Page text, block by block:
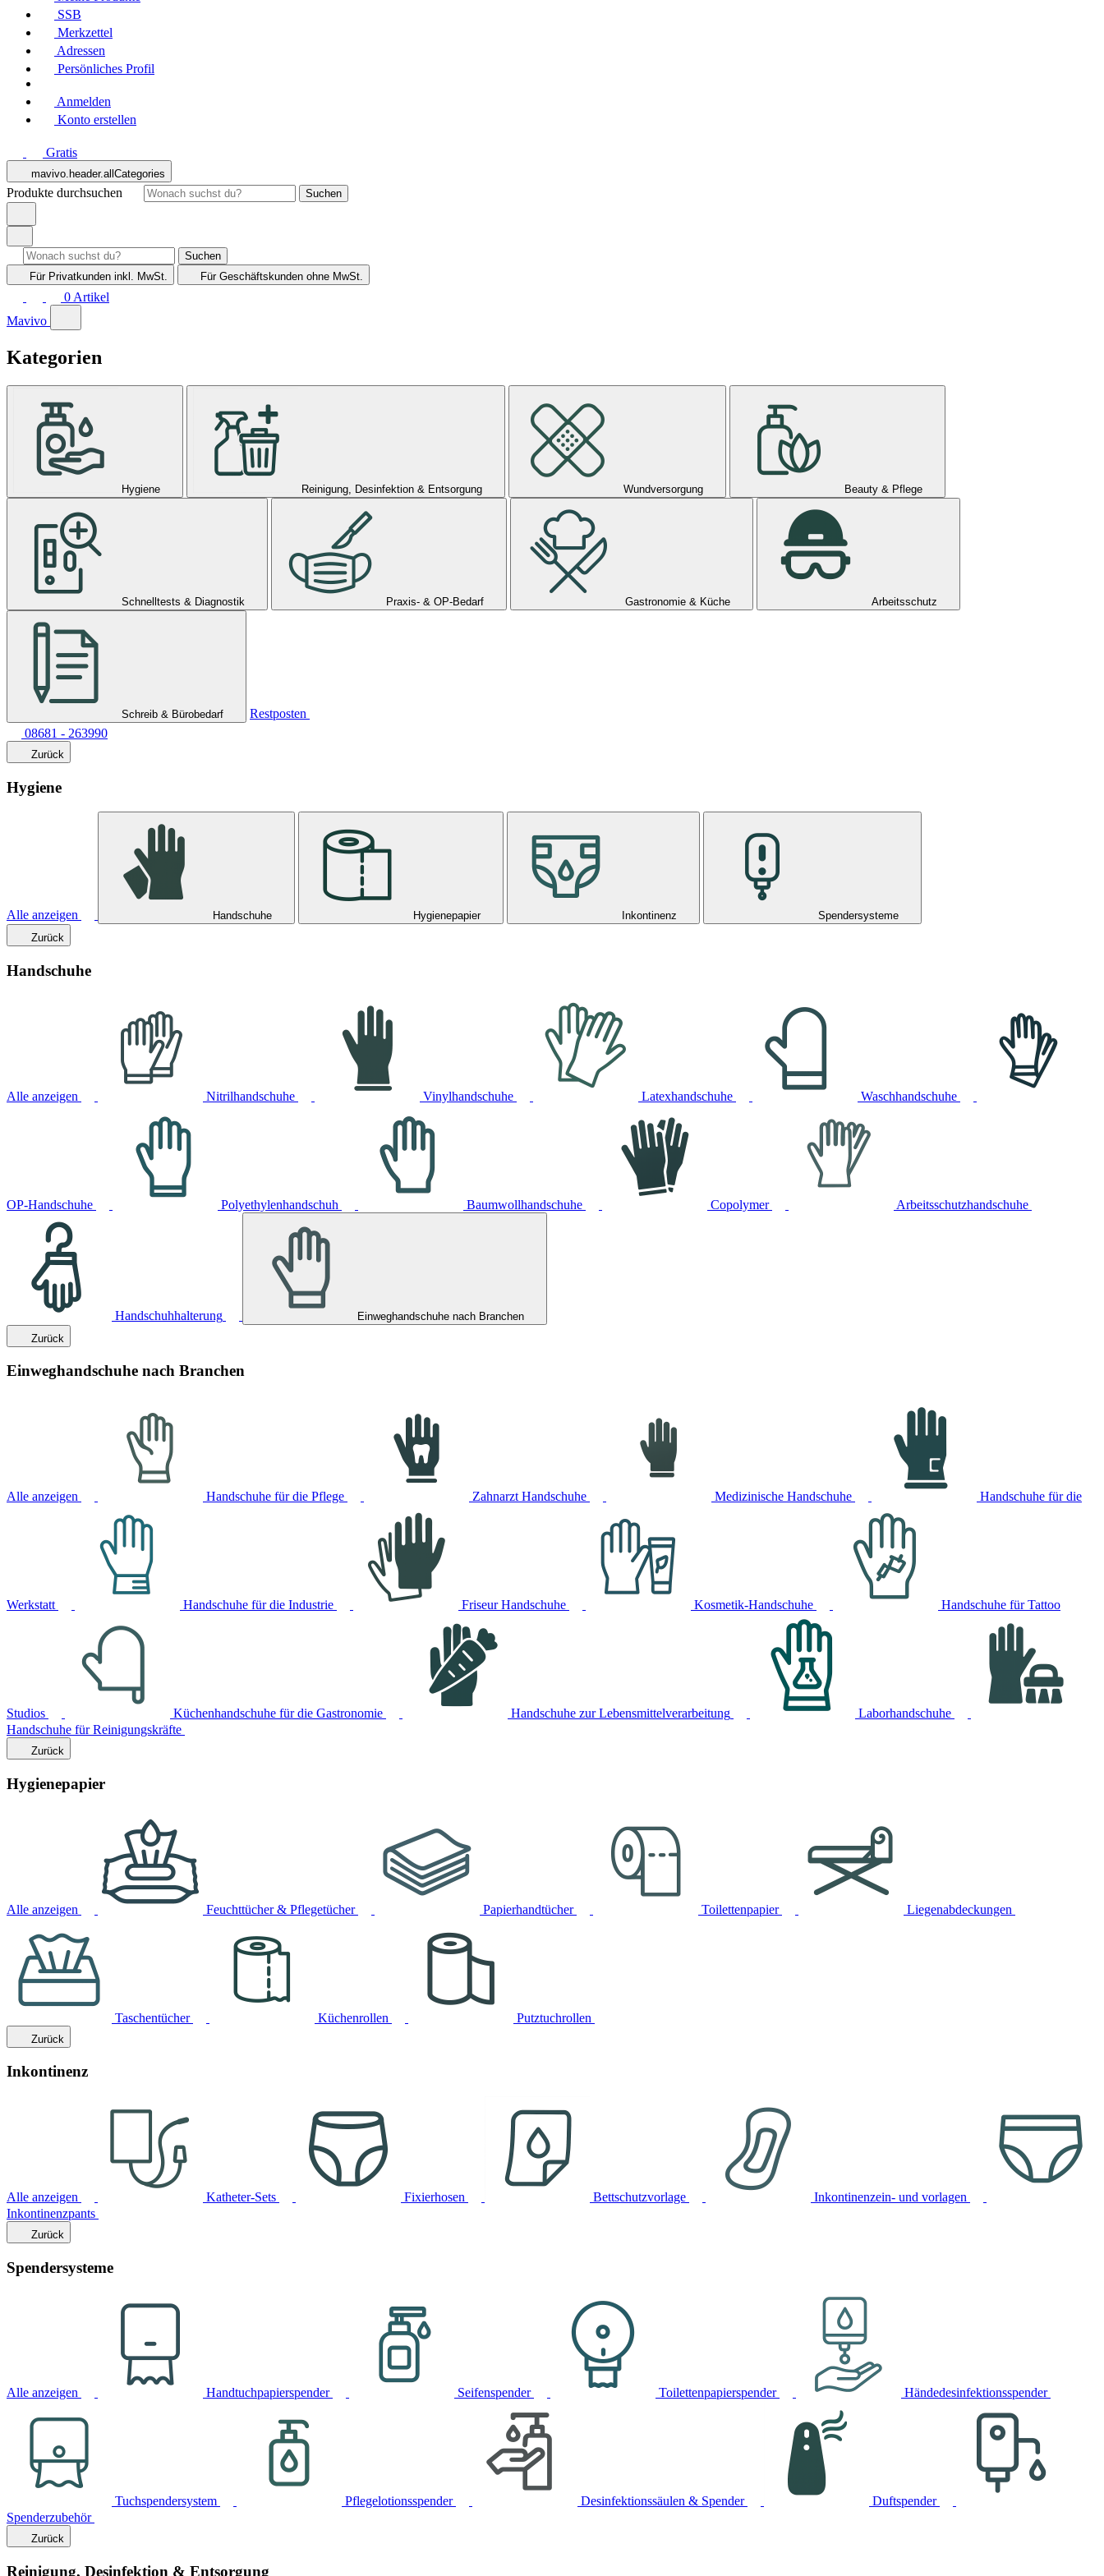
SSB
Merkzettel
Adressen
Persönliches Profil
Anmelden
Konto erstellen
Gratis
mavivo.header.allCategories
Produkte durchsuchen Suchen
Suchen
Für Privatkunden inkl. MwSt. Für Geschäftskunden ohne MwSt.
0 Artikel
Mavivo
Kategorien
Hygiene Reinigung, Desinfektion & Entsorgung Wundversorgung Beauty & Pflege
Schnelltests & Diagnostik Praxis- & OP-Bedarf Gastronomie & Küche Arbeitsschutz
Schreib & Bürobedarf
Restposten
08681 - 263990
Zurück
Hygiene
Alle anzeigen Handschuhe Hygienepapier Inkontinenz
Spendersysteme
Zurück
Handschuhe
Alle anzeigen Nitrilhandschuhe Vinylhandschuhe Latexhandschuhe Waschhandschuhe
OP-Handschuhe Polyethylenhandschuh Baumwollhandschuhe Copolymer Arbeitsschutzhandschuhe
Handschuhhalterung
Einweghandschuhe nach Branchen
Zurück
Einweghandschuhe nach Branchen
Alle anzeigen Handschuhe für die Pflege Zahnarzt Handschuhe Medizinische Handschuhe Handschuhe für die
Werkstatt Handschuhe für die Industrie Friseur Handschuhe Kosmetik-Handschuhe Handschuhe für Tattoo
Studios Küchenhandschuhe für die Gastronomie Handschuhe zur Lebensmittelverarbeitung
Laborhandschuhe
Handschuhe für Reinigungskräfte
Zurück
Hygienepapier
Alle anzeigen Feuchttücher & Pflegetücher Papierhandtücher Toilettenpapier Liegenabdeckungen
Taschentücher Küchenrollen Putztuchrollen
Zurück
Inkontinenz
Alle anzeigen Katheter-Sets Fixierhosen Bettschutzvorlage
Inkontinenzein- und vorlagen
Inkontinenzpants
Zurück
Spendersysteme
Alle anzeigen Handtuchpapierspender Seifenspender Toilettenpapierspender Händedesinfektionsspender
Tuchspendersystem Pflegelotionsspender Desinfektionssäulen & Spender
Duftspender
Spenderzubehör
Zurück
Reinigung, Desinfektion & Entsorgung